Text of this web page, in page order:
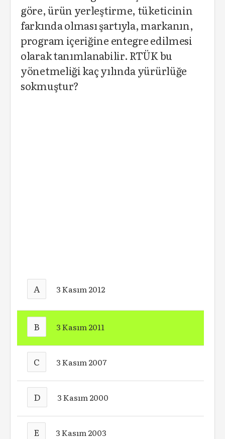
göre, ürün yerleştirme, tüketicinin
farkında olması şartıyla, markanın,
program içeriğine entegre edilmesi
olarak tanımlanabilir. RTÜK bu
yönetmeliği kaç yılında yürürlüğe
sokmuştur?
A 3 Kasım 2012
B 3 Kasım 2011
C 3 Kasım 2007
D 3 Kasım 2000
E 3 Kasım 2003